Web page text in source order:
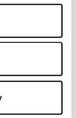
for the
(IAT)